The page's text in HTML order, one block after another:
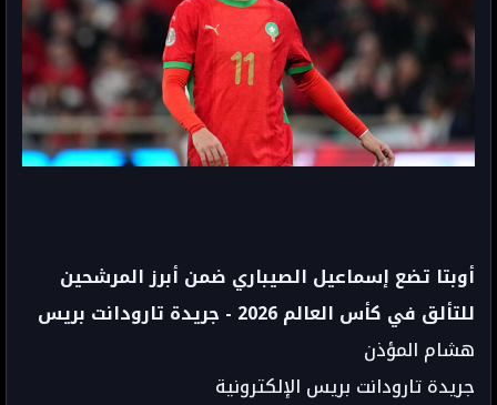
أوبتا تضع إسماعيل الصيباري ضمن أبرز المرشحين
للتألق في كأس العالم 2026 - جريدة تارودانت بريس
هشام المؤذن
جريدة تارودانت بريس الإلكترونية